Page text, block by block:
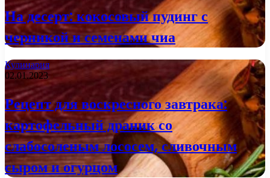
На десерт: кокосовый пудинг с
черникой и семенами чиа
Кулинария
02.01.2023
Рецепт для воскресного завтрака:
картофельный драник со
слабосоленым лососем, сливочным
сыром и огурцом